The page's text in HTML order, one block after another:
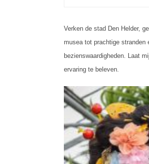
Verken de stad Den Helder,
musea tot prachtige
bezienswaardigheden. Laat
ervaring te beleven.